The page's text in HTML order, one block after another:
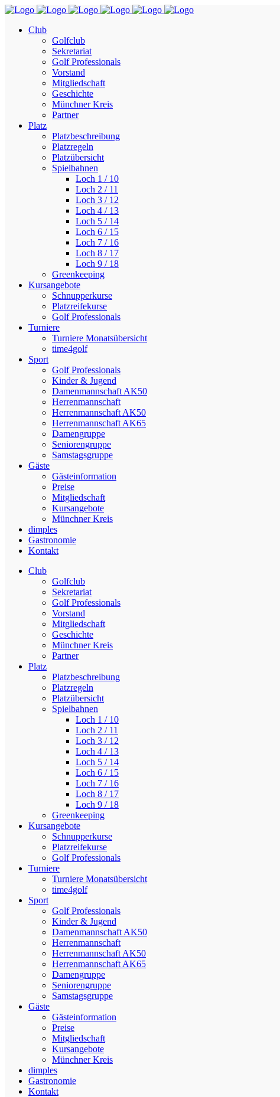
Club
Golfclub
Sekretariat
Golf Professionals
Vorstand
Mitgliedschaft
Geschichte
Münchner Kreis
Partner
Platz
Platzbeschreibung
Platzregeln
Platzübersicht
Spielbahnen
Loch 1 / 10
Loch 2 / 11
Loch 3 / 12
Loch 4 / 13
Loch 5 / 14
Loch 6 / 15
Loch 7 / 16
Loch 8 / 17
Loch 9 / 18
Greenkeeping
Kursangebote
Schnupperkurse
Platzreifekurse
Golf Professionals
Turniere
Turniere Monatsübersicht
time4golf
Sport
Golf Professionals
Kinder & Jugend
Damenmannschaft AK50
Herrenmannschaft
Herrenmannschaft AK50
Herrenmannschaft AK65
Damengruppe
Seniorengruppe
Samstagsgruppe
Gäste
Gästeinformation
Preise
Mitgliedschaft
Kursangebote
Münchner Kreis
dimples
Gastronomie
Kontakt
Club
Golfclub
Sekretariat
Golf Professionals
Vorstand
Mitgliedschaft
Geschichte
Münchner Kreis
Partner
Platz
Platzbeschreibung
Platzregeln
Platzübersicht
Spielbahnen
Loch 1 / 10
Loch 2 / 11
Loch 3 / 12
Loch 4 / 13
Loch 5 / 14
Loch 6 / 15
Loch 7 / 16
Loch 8 / 17
Loch 9 / 18
Greenkeeping
Kursangebote
Schnupperkurse
Platzreifekurse
Golf Professionals
Turniere
Turniere Monatsübersicht
time4golf
Sport
Golf Professionals
Kinder & Jugend
Damenmannschaft AK50
Herrenmannschaft
Herrenmannschaft AK50
Herrenmannschaft AK65
Damengruppe
Seniorengruppe
Samstagsgruppe
Gäste
Gästeinformation
Preise
Mitgliedschaft
Kursangebote
Münchner Kreis
dimples
Gastronomie
Kontakt